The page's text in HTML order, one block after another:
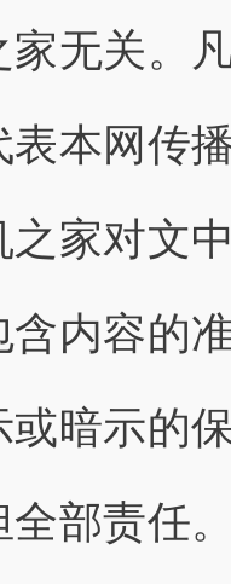
家无关。
表本网传
家对文
含内容的
暗示的
全部责任